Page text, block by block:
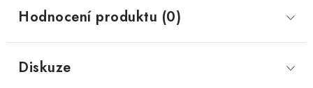
Hodnocení produktu (0)
Diskuze